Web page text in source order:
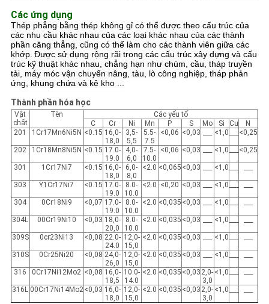
Các ứng dụng
Thép phẳng bằng thép không gỉ có thể được theo cấu trúc của
các nhu cầu khác nhau của các loại khác nhau của các thành
phần căng thẳng, cũng có thể làm cho các thành viên giữa các
khớp. Được sử dụng rộng rãi trong các cấu trúc xây dựng và cấu
trúc kỹ thuật khác nhau, chẳng hạn như chùm, cầu, tháp truyền
tải, máy móc vận chuyển nâng, tàu, lò công nghiệp, tháp phản
ứng, khung chứa và kệ kho ...
Thành phần hóa học
Vật
chất
Tên
Các yếu tố
C
Cr Ni Mn P S Mo Si Cu
N
201
1Cr17Mn6Ni5N <0.15 16,0-
18,0
3,5-
5,5
5.5-
7.5
<0,06 <0,03 <1,0 <0,25
202 1Cr18Mn8Ni5N <0.15 17.0-
19.0
4,0-
6,0
7.5-
10.0
<0,06 <0,03 <1,0 <0,25
301 1Cr17Ni7 <0.15 16,0-
18,0
6,0-
8,0
<2.0 <0,065 <0,03 <1,0
303 Y1Cr17Ni7 <0.15 17.0-
19.0
8.0-
10.0
<2.0 <0,20 <0,03 <1,0
304 0Cr18Ni9 <0,07 17.0-
19.0
8.0-
10.0
<2.0 <0,035 <0,03 <1,0
304L 00Cr19Ni10 <0,03 18,0-
20,0
8.0-
10.0
<2.0 <0,035 <0,03 <1,0
309S 0cr23Ni13 <0,08 22.0-
24.0
12,0-
15,0
<2.0 <0,035 <0,03 <1,0
310S 0Cr25Ni20 <0,08 24,0-
26,0
12,0-
15,0
<2.0 <0,035 <0,03 <1,0
316 0Cr17Ni12Mo2 <0,08 16,0-
18,5
10.0-
14.0
<2.0 <0,035 <0,03 2,0-
3,0
<1,0
316L 00Cr17Ni14Mo2<0,03 16,0-
18,0
12,0-
15,0
<2.0 <0,035 <0,03 2,0-
3,0
<1,0